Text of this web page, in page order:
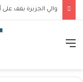
القائمة